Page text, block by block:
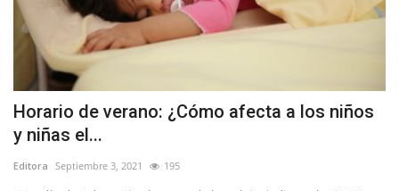
Horario de verano: ¿Cómo afecta a los niños
y niñas el...
Editora Septiembre 3, 2021 195